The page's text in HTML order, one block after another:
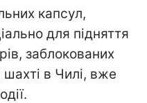
капсул,
для підняття
заблокованих
шахті в Чилі, вже